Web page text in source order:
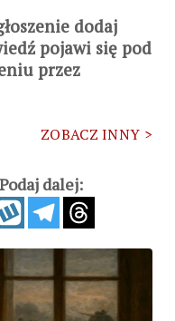
dodaj
pojawi się pod
przez
ZOBACZ INNY >
dalej: